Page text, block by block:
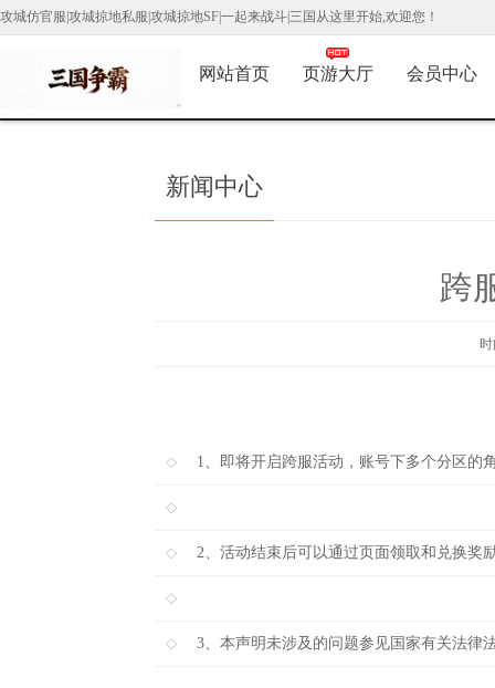
攻城仿官服|攻城掠地私服|攻城掠地SF|一起来战斗|三国从这里开始,欢迎您！
网站首页 页游大厅 会员中心
新闻中心
跨
1、即将开启跨服活动，账号下多个分区的
2、活动结束后可以通过页面领取和兑换奖
3、本声明未涉及的问题参见国家有关法律